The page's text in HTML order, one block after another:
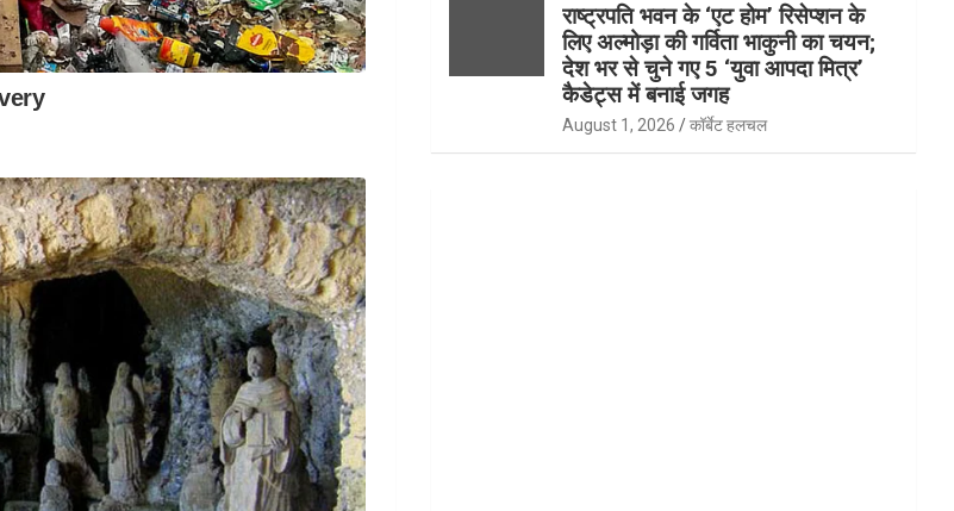
राष्ट्रपति भवन के ‘एट होम’ रिसेप्शन के
लिए अल्मोड़ा की गर्विता भाकुनी का चयन;
देश भर से चुने गए 5 ‘युवा आपदा मित्र’
कैडेट्स में बनाई जगह
August 1, 2026 कॉर्बेट हलचल